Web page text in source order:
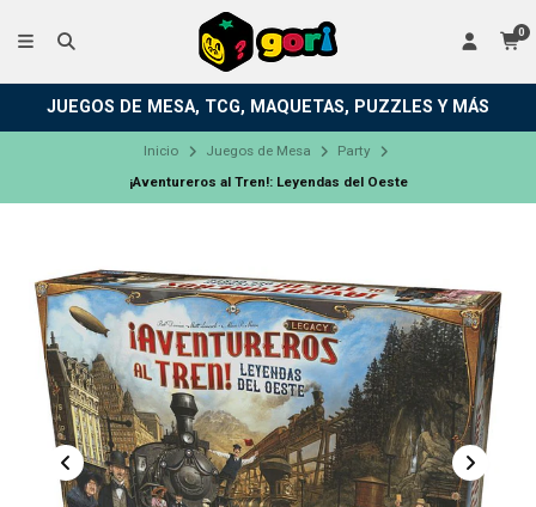
0
JUEGOS DE MESA, TCG, MAQUETAS, PUZZLES Y MÁS
Inicio Juegos de Mesa
Party
¡Aventureros al Tren!: Leyendas del Oeste